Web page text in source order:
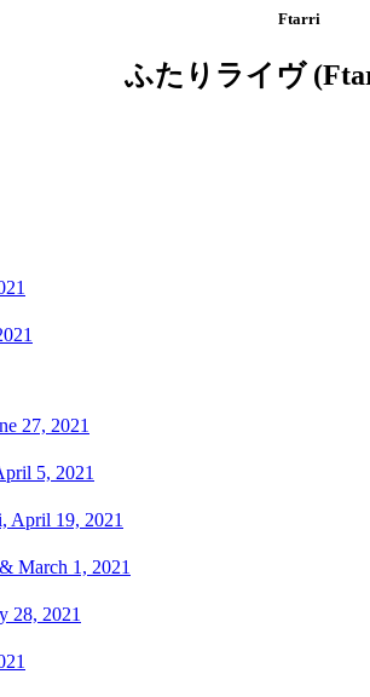
Ftarri
ふたりライヴ
27, 2021
5, 2021
April 19, 2021
March 1, 2021
28, 2021